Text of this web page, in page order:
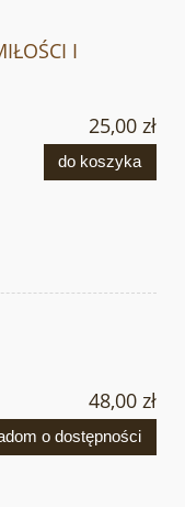
I
25,00 zł
do koszyka
48,00 zł
o dostępności